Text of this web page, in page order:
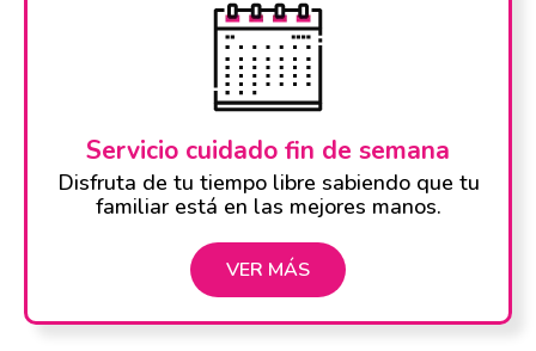
Servicio cuidado fin de semana
Disfruta de tu tiempo libre sabiendo que tu
familiar está en las mejores manos.
VER MÁS